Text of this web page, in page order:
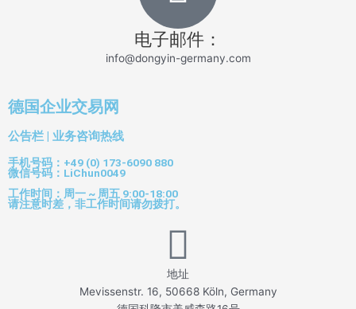
电子邮件：
info@dongyin-germany.com
德国企业交易网
公告栏 | 业务咨询热线
手机号码：+49 (0) 173-6090 880
微信号码：LiChun0049
工作时间：周一 ~ 周五 9:00-18:00
请注意时差，非工作时间请勿拨打。
地址
Mevissenstr. 16, 50668 Köln, Germany